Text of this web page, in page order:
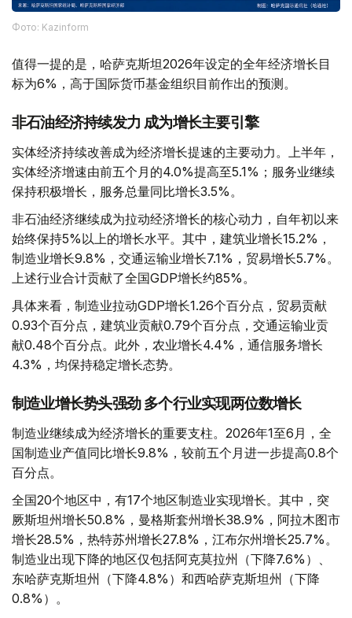
Фото: Kazinform
值得一提的是，哈萨克斯坦2026年设定的全年经济增长目
标为6%，高于国际货币基金组织目前作出的预测。
非石油经济持续发力 成为增长主要引擎
实体经济持续改善成为经济增长提速的主要动力。上半年，
实体经济增速由前五个月的4.0%提高至5.1%；服务业继续
保持积极增长，服务总量同比增长3.5%。
非石油经济继续成为拉动经济增长的核心动力，自年初以来
始终保持5%以上的增长水平。其中，建筑业增长15.2%，
制造业增长9.8%，交通运输业增长7.1%，贸易增长5.7%。
上述行业合计贡献了全国GDP增长约85%。
具体来看，制造业拉动GDP增长1.26个百分点，贸易贡献
0.93个百分点，建筑业贡献0.79个百分点，交通运输业贡
献0.48个百分点。此外，农业增长4.4%，通信服务增长
4.3%，均保持稳定增长态势。
制造业增长势头强劲 多个行业实现两位数增长
制造业继续成为经济增长的重要支柱。2026年1至6月，全
国制造业产值同比增长9.8%，较前五个月进一步提高0.8个
百分点。
全国20个地区中，有17个地区制造业实现增长。其中，突
厥斯坦州增长50.8%，曼格斯套州增长38.9%，阿拉木图市
增长28.5%，热特苏州增长27.8%，江布尔州增长25.7%。
制造业出现下降的地区仅包括阿克莫拉州（下降7.6%）、
东哈萨克斯坦州（下降4.8%）和西哈萨克斯坦州（下降
0.8%）。